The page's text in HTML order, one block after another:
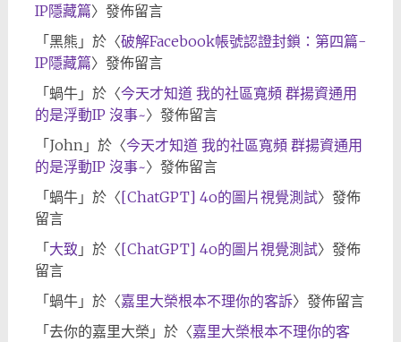
IP隱藏篇〉發佈留言
「黑熊 」於〈破解Facebook帳號認證封鎖：第四篇-
IP隱藏篇〉發佈留言
「蝸牛」於〈今天才知道 我的社區寬頻 群揚資通用
的是浮動IP 沒事~〉發佈留言
「John 」於〈今天才知道 我的社區寬頻 群揚資通用
的是浮動IP 沒事~〉發佈留言
「蝸牛」於〈[ChatGPT] 4o的圖片視覺測試〉發佈
留言
「大致 」於〈[ChatGPT] 4o的圖片視覺測試〉發佈
留言
「蝸牛」於〈嘉里大榮根本不理你的客訴〉發佈留言
「去你的嘉里大榮 」於〈嘉里大榮根本不理你的客